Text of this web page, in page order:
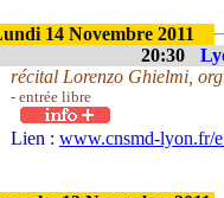
14 Novembre 2011
20:30
récital Lorenzo Ghielmi,
- entrée libre
Lien : www.cnsmd-lyon.fr/